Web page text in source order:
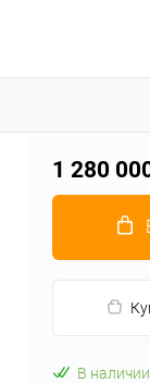
1 280
В наличии